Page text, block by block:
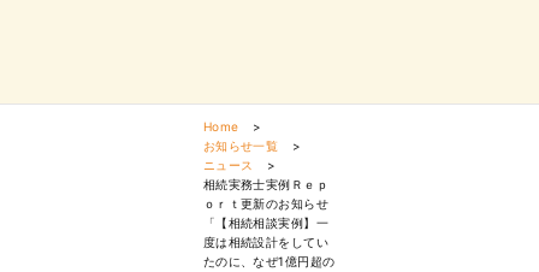
Home
>
お知らせ一覧
>
ニュース
>
相続実務士実例Ｒｅｐ
ｏｒｔ更新のお知らせ
「【相続相談実例】一
度は相続設計をしてい
たのに、なぜ1億円超の